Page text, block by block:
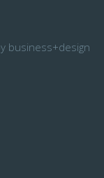
business+design